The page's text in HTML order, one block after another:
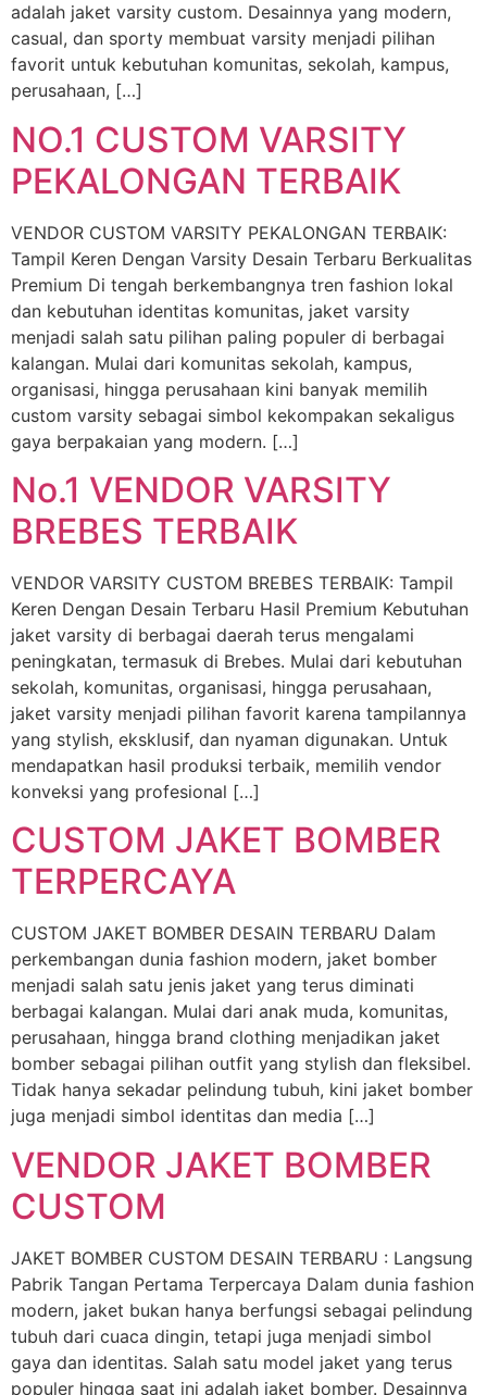
adalah jaket varsity custom. Desainnya yang modern,
casual, dan sporty membuat varsity menjadi pilihan
favorit untuk kebutuhan komunitas, sekolah, kampus,
perusahaan, […]
NO.1 CUSTOM VARSITY
PEKALONGAN TERBAIK
VENDOR CUSTOM VARSITY PEKALONGAN TERBAIK:
Tampil Keren Dengan Varsity Desain Terbaru Berkualitas
Premium Di tengah berkembangnya tren fashion lokal
dan kebutuhan identitas komunitas, jaket varsity
menjadi salah satu pilihan paling populer di berbagai
kalangan. Mulai dari komunitas sekolah, kampus,
organisasi, hingga perusahaan kini banyak memilih
custom varsity sebagai simbol kekompakan sekaligus
gaya berpakaian yang modern. […]
No.1 VENDOR VARSITY
BREBES TERBAIK
VENDOR VARSITY CUSTOM BREBES TERBAIK: Tampil
Keren Dengan Desain Terbaru Hasil Premium Kebutuhan
jaket varsity di berbagai daerah terus mengalami
peningkatan, termasuk di Brebes. Mulai dari kebutuhan
sekolah, komunitas, organisasi, hingga perusahaan,
jaket varsity menjadi pilihan favorit karena tampilannya
yang stylish, eksklusif, dan nyaman digunakan. Untuk
mendapatkan hasil produksi terbaik, memilih vendor
konveksi yang profesional […]
CUSTOM JAKET BOMBER
TERPERCAYA
CUSTOM JAKET BOMBER DESAIN TERBARU Dalam
perkembangan dunia fashion modern, jaket bomber
menjadi salah satu jenis jaket yang terus diminati
berbagai kalangan. Mulai dari anak muda, komunitas,
perusahaan, hingga brand clothing menjadikan jaket
bomber sebagai pilihan outfit yang stylish dan fleksibel.
Tidak hanya sekadar pelindung tubuh, kini jaket bomber
juga menjadi simbol identitas dan media […]
VENDOR JAKET BOMBER
CUSTOM
JAKET BOMBER CUSTOM DESAIN TERBARU : Langsung
Pabrik Tangan Pertama Terpercaya Dalam dunia fashion
modern, jaket bukan hanya berfungsi sebagai pelindung
tubuh dari cuaca dingin, tetapi juga menjadi simbol
gaya dan identitas. Salah satu model jaket yang terus
populer hingga saat ini adalah jaket bomber. Desainnya